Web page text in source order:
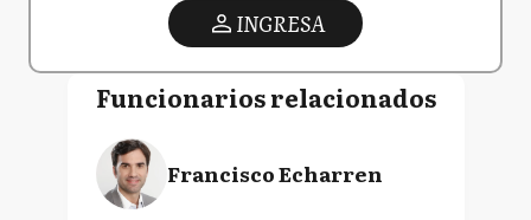
INGRESA
Funcionarios relacionados
Francisco Echarren